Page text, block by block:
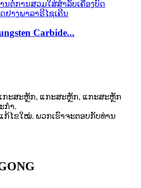
Carbide...
ກະສະຫຼັກ, ແກະສະຫຼັກ, ແກະສະຫຼັກ
ກຳ.
ກ້ໄຂໃໝ່. ພວກເຮົາຈະຕອບກັບທ່ານ